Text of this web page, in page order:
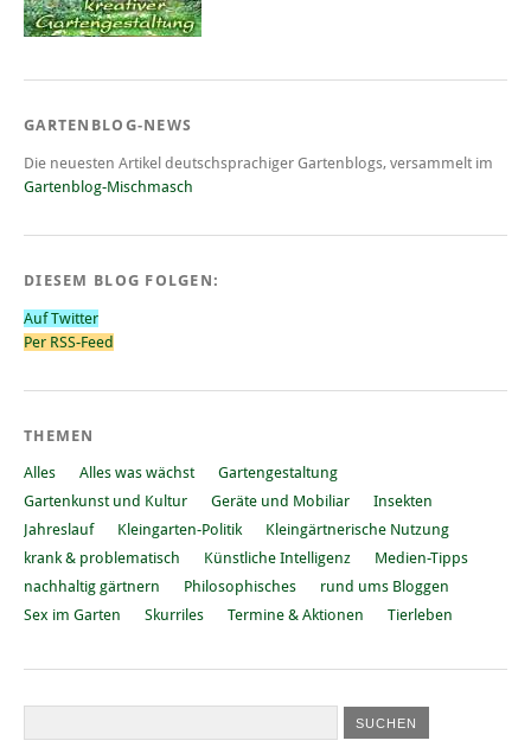
GARTENBLOG-NEWS
Die neuesten Artikel deutschsprachiger Gartenblogs, versammelt im
Gartenblog-Mischmasch
DIESEM BLOG FOLGEN:
Auf Twitter
Per RSS-Feed
THEMEN
Alles Alles was wächst
Gartengestaltung
Gartenkunst und Kultur
Geräte und Mobiliar
Insekten
Jahreslauf
Kleingarten-Politik
Kleingärtnerische Nutzung
krank & problematisch
Künstliche Intelligenz
Medien-Tipps
nachhaltig gärtnern
Philosophisches
rund ums Bloggen
Sex im Garten
Skurriles Termine & Aktionen Tierleben